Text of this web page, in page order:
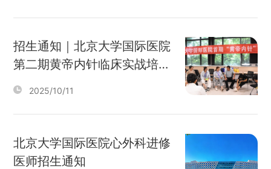
招生通知｜北京大学国际医院
第二期黄帝内针临床实战培训
班招生通知——只需7天，针
2025/10/11
北京大学国际医院心外科进修
医师招生通知